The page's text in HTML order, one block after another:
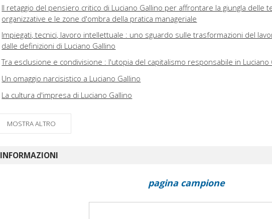
Il retaggio del pensiero critico di Luciano Gallino per affrontare la giungla delle
organizzative e le zone d'ombra della pratica manageriale
Impiegati, tecnici, lavoro intellettuale : uno sguardo sulle trasformazioni del
dalle definizioni di Luciano Gallino
Tra esclusione e condivisione : l'utopia del capitalismo responsabile in Luciano
Un omaggio narcisistico a Luciano Gallino
La cultura d'impresa di Luciano Gallino
Notizie sugli autori
MOSTRA ALTRO
INFORMAZIONI
pagina campione